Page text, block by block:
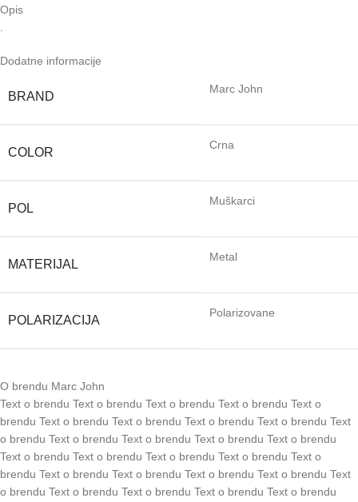
Opis
.
Dodatne informacije
BRAND
Marc John
COLOR
Crna
POL
Muškarci
MATERIJAL
Metal
POLARIZACIJA
Polarizovane
O brendu Marc John
Text o brendu Text o brendu Text o brendu Text o brendu Text o
brendu Text o brendu Text o brendu Text o brendu Text o brendu Text
o brendu Text o brendu Text o brendu Text o brendu Text o brendu
Text o brendu Text o brendu Text o brendu Text o brendu Text o
brendu Text o brendu Text o brendu Text o brendu Text o brendu Text
o brendu Text o brendu Text o brendu Text o brendu Text o brendu